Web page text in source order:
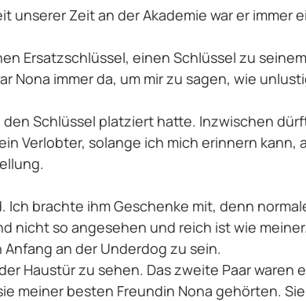
unserer Zeit an der Akademie war er immer
Ersatzschlüssel, einen Schlüssel zu
immer da, um mir zu sagen, wie
Schlüssel platziert hatte. Inzwischen
Verlobter, solange ich mich erinnern kann,
Ich brachte ihm Geschenke mit, denn
nicht so angesehen und reich ist wie
an der Underdog zu sein.
Haustür zu sehen. Das zweite Paar waren
meiner besten Freundin Nona gehörten.